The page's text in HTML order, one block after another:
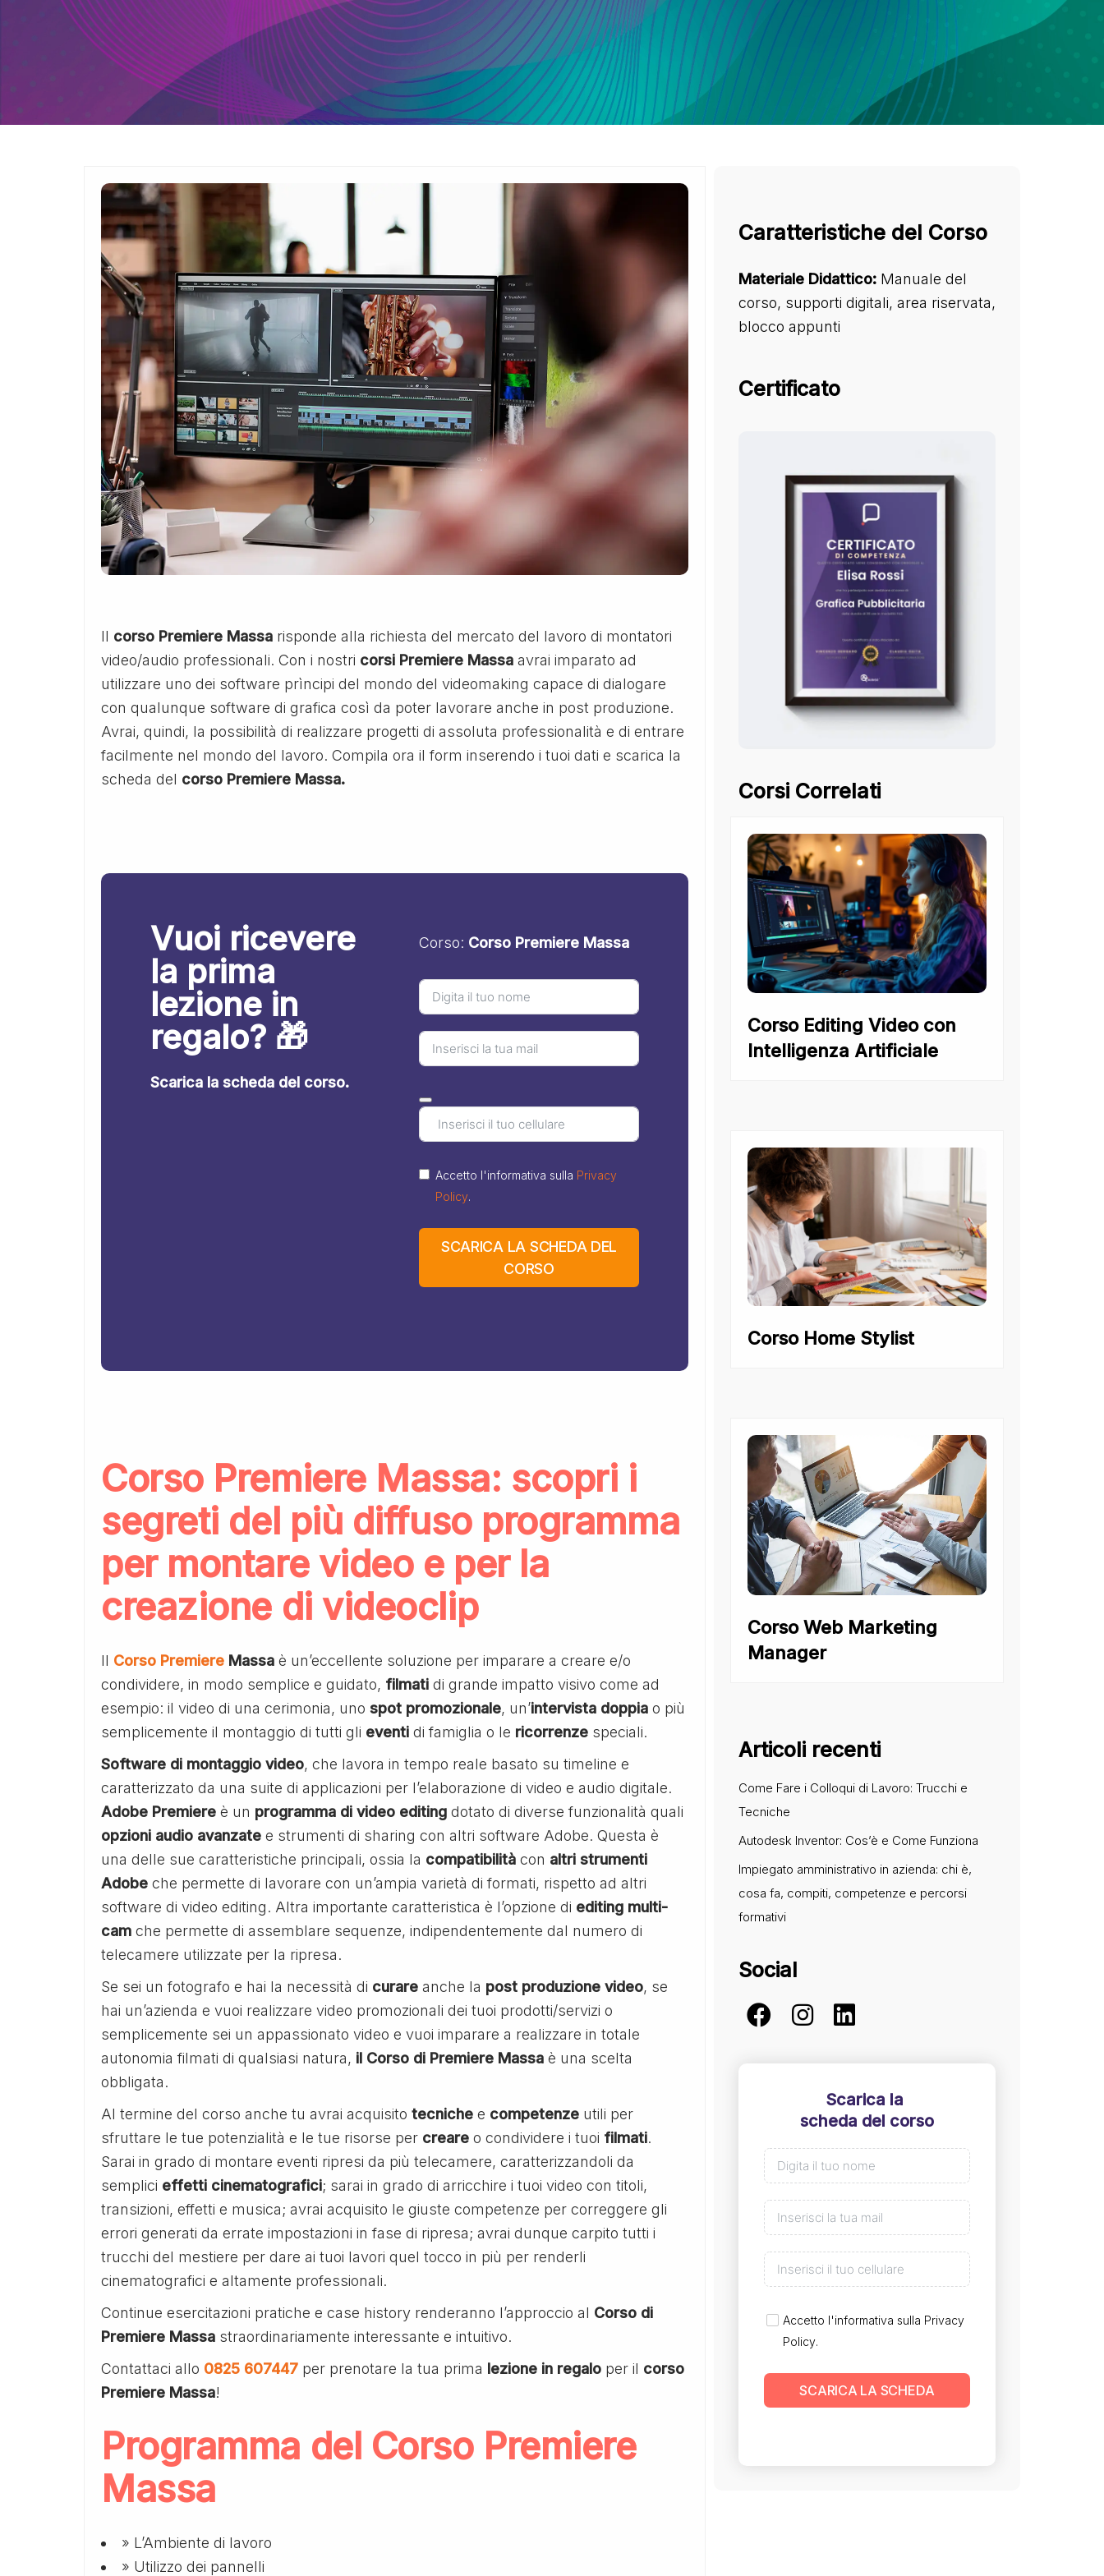
Il corso Premiere Massa risponde alla richiesta del mercato del lavoro di montatori
video/audio professionali. Con i nostri corsi Premiere Massa avrai imparato ad
utilizzare uno dei software prìncipi del mondo del videomaking capace di dialogare
con qualunque software di grafica così da poter lavorare anche in post produzione.
Avrai, quindi, la possibilità di realizzare progetti di assoluta professionalità e di entrare
facilmente nel mondo del lavoro. Compila ora il form inserendo i tuoi dati e scarica la
scheda del corso Premiere Massa.
Vuoi ricevere
la prima
lezione in
regalo? 🎁
Scarica la scheda del corso.
Corso: Corso Premiere Massa
Accetto l'informativa sulla Privacy
Policy.
SCARICA LA SCHEDA DEL
CORSO
Corso Premiere Massa: scopri i
segreti del più diffuso programma
per montare video e per la
creazione di videoclip
Il Corso Premiere Massa è un’eccellente soluzione per imparare a creare e/o
condividere, in modo semplice e guidato, filmati di grande impatto visivo come ad
esempio: il video di una cerimonia, uno spot promozionale, un’intervista doppia o più
semplicemente il montaggio di tutti gli eventi di famiglia o le ricorrenze speciali.
Software di montaggio video, che lavora in tempo reale basato su timeline e
caratterizzato da una suite di applicazioni per l’elaborazione di video e audio digitale.
Adobe Premiere è un programma di video editing dotato di diverse funzionalità quali
opzioni audio avanzate e strumenti di sharing con altri software Adobe. Questa è
una delle sue caratteristiche principali, ossia la compatibilità con altri strumenti
Adobe che permette di lavorare con un’ampia varietà di formati, rispetto ad altri
software di video editing. Altra importante caratteristica è l’opzione di editing multi-
cam che permette di assemblare sequenze, indipendentemente dal numero di
telecamere utilizzate per la ripresa.
Se sei un fotografo e hai la necessità di curare anche la post produzione video, se
hai un’azienda e vuoi realizzare video promozionali dei tuoi prodotti/servizi o
semplicemente sei un appassionato video e vuoi imparare a realizzare in totale
autonomia filmati di qualsiasi natura, il Corso di Premiere Massa è una scelta
obbligata.
Al termine del corso anche tu avrai acquisito tecniche e competenze utili per
sfruttare le tue potenzialità e le tue risorse per creare o condividere i tuoi filmati.
Sarai in grado di montare eventi ripresi da più telecamere, caratterizzandoli da
semplici effetti cinematografici; sarai in grado di arricchire i tuoi video con titoli,
transizioni, effetti e musica; avrai acquisito le giuste competenze per correggere gli
errori generati da errate impostazioni in fase di ripresa; avrai dunque carpito tutti i
trucchi del mestiere per dare ai tuoi lavori quel tocco in più per renderli
cinematografici e altamente professionali.
Continue esercitazioni pratiche e case history renderanno l’approccio al Corso di
Premiere Massa straordinariamente interessante e intuitivo.
Contattaci allo 0825 607447 per prenotare la tua prima lezione in regalo per il corso
Premiere Massa!
Programma del Corso Premiere
Massa
» L’Ambiente di lavoro
» Utilizzo dei pannelli
Caratteristiche del Corso
Materiale Didattico:Manuale del
corso, supporti digitali, area riservata,
blocco appunti
Certificato
Corsi Correlati
Corso Editing Video con
Intelligenza Artificiale
Corso Home Stylist
Corso Web Marketing
Manager
Articoli recenti
Come Fare i Colloqui di Lavoro: Trucchi e
Tecniche
Autodesk Inventor: Cos’è e Come Funziona
Impiegato amministrativo in azienda: chi è,
cosa fa, compiti, competenze e percorsi
formativi
Social
Scarica la
scheda del corso
Accetto l'informativa sulla Privacy
Policy.
SCARICA LA SCHEDA